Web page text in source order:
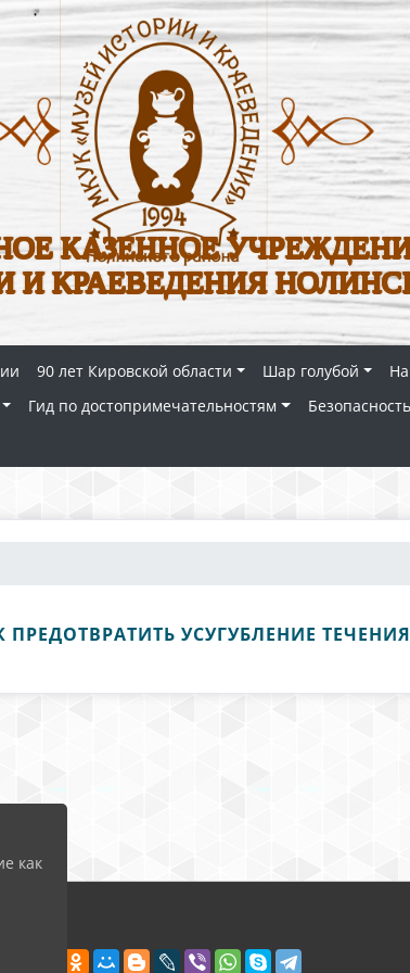
КАЗЕННОЕ
И КРАЕВЕДЕНИЯ
90 лет Кировской области Шар голубой
Гид по достопримечательностям
ПРЕДОТВРАТИТЬ УСУГУБЛЕНИЕ ТЕЧЕНИЯ
как